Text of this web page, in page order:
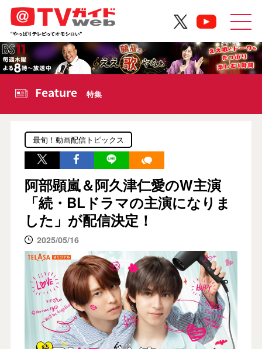
Feature 特集
最旬！動画配信トピックス
阿部顕嵐＆阿久津仁愛のW主演
「続・BLドラマの主演になりま
した」が配信決定！
2025/05/16